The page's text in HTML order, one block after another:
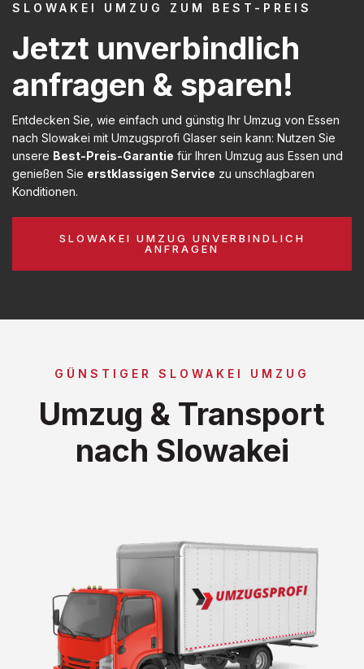
SLOWAKEI UMZUG ZUM BEST-PREIS
Jetzt unverbindlich
anfragen & sparen!
Entdecken Sie, wie einfach und günstig Ihr Umzug von Essen
nach Slowakei mit Umzugsprofi Glaser sein kann: Nutzen Sie
unsere Best-Preis-Garantie für Ihren Umzug aus Essen und
genießen Sie erstklassigen Service zu unschlagbaren
Konditionen.
SLOWAKEI UMZUG UNVERBINDLICH
ANFRAGEN
GÜNSTIGER SLOWAKEI UMZUG
Umzug & Transport
nach Slowakei